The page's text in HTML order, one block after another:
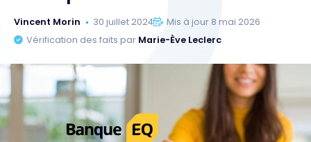
Vincent Morin 30 juillet 2024
Mis à jour 8 mai 2026
Vérification des faits par Marie-Ève Leclerc